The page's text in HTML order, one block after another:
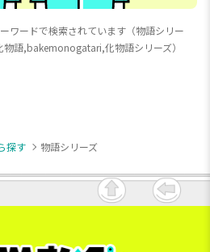
ワードで検索されています（物語シリー
語,bakemonogatari,化物語シリーズ）
探す 物語シリーズ